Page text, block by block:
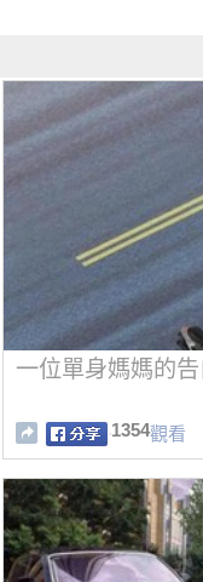
一位單身媽媽的
1354觀看